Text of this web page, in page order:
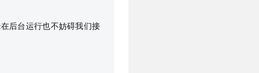
后台运行也不妨碍我们接